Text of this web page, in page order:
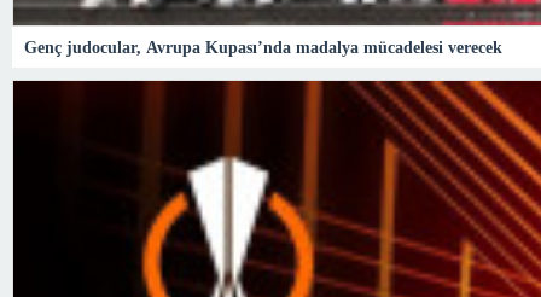
Genç judocular, Avrupa Kupası’nda madalya mücadelesi verecek